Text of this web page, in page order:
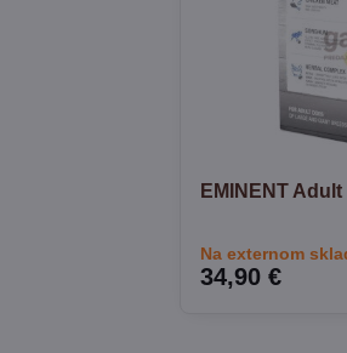
EMINENT
Na externom
34,90 €